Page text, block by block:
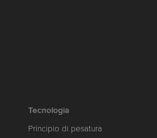
Tecnologia
Principio di pesatura